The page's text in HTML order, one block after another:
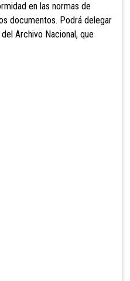
en las normas de
documentos. Podrá delegar
Archivo Nacional, que